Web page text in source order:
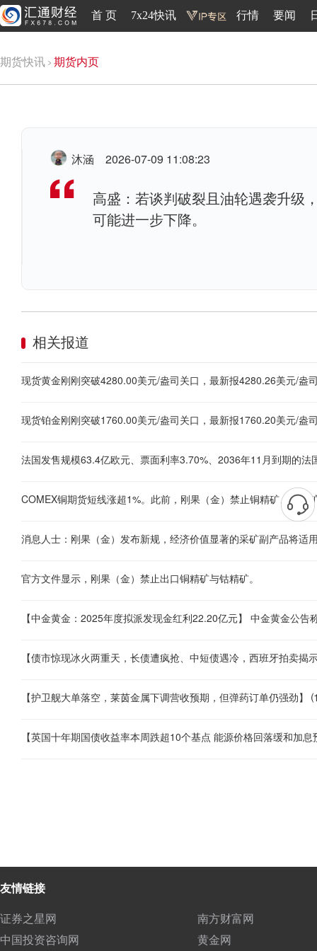
首 页 7x24快讯 行情 要闻
期货快讯 期货内页
沐涵 2026-07-09 11:08:23
高盛：若谈判破裂且油轮遇袭升级
可能进一步下降。
相关报道
法国发售规模63.4亿欧元、票面利率3.70%、2036年11月到期的
COMEX铜期货短线涨超1%。此前，刚果（金）禁止铜精矿、钴精
消息人士：刚果（金）发布新规，经济价值显著的采矿副产品将适
官方文件显示，刚果（金）禁止出口铜精矿与钴精矿。
友情链接
证券之星网
南方财富网
中国投资咨询网
黄金网